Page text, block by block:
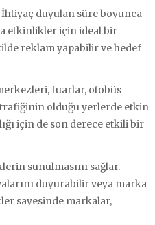
İhtiyaç duyulan süre boyunca
etkinlikler için ideal bir
reklam yapabilir ve hedef
fuarlar, otobüs
olduğu yerlerde etkin
için de son derece etkili bir
sunulmasını sağlar.
duyurabilir veya marka
sayesinde markalar,